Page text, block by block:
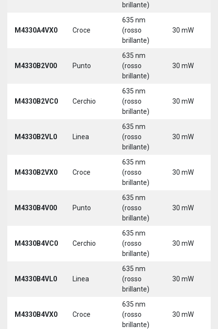
brillante)
M4330A4VX0 Croce
635 nm
(rosso
brillante)
30 mW
M4330B2V00 Punto
635 nm
(rosso
brillante)
30 mW
M4330B2VC0 Cerchio
635 nm
(rosso
brillante)
30 mW
M4330B2VL0 Linea
635 nm
(rosso
brillante)
30 mW
M4330B2VX0 Croce
635 nm
(rosso
brillante)
30 mW
M4330B4V00 Punto
635 nm
(rosso
brillante)
30 mW
M4330B4VC0 Cerchio
635 nm
(rosso
brillante)
30 mW
M4330B4VL0 Linea
635 nm
(rosso
brillante)
30 mW
M4330B4VX0 Croce
635 nm
(rosso
brillante)
30 mW